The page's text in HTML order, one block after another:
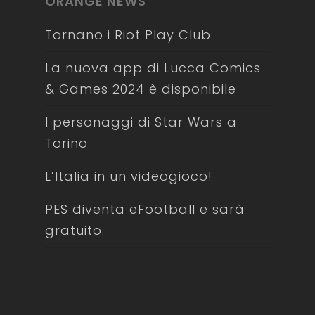
Tornano i Riot Play Club
La nuova app di Lucca Comics
& Games 2024 è disponibile
I personaggi di Star Wars a
Torino
L’Italia in un videogioco!
PES diventa eFootball e sarà
gratuito.